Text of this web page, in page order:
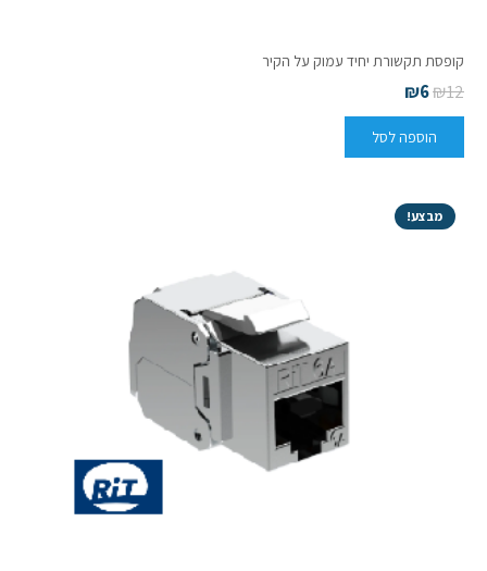
קופסת תקשורת יחיד עמוק על הקיר
₪12
₪6
הוספה לסל
מבצע!